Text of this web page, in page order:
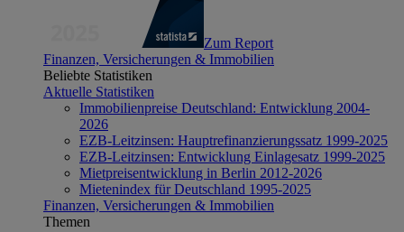
Zum Report
Finanzen, Versicherungen & Immobilien
Beliebte Statistiken
Aktuelle Statistiken
Immobilienpreise Deutschland: Entwicklung 2004-
2026
EZB-Leitzinsen: Hauptrefinanzierungssatz 1999-2025
EZB-Leitzinsen: Entwicklung Einlagesatz 1999-2025
Mietpreisentwicklung in Berlin 2012-2026
Mietenindex für Deutschland 1995-2025
Finanzen, Versicherungen & Immobilien
Themen